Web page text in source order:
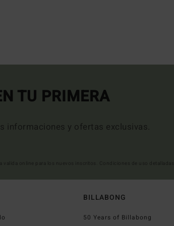
TU PRIMERA
informaciones y ofertas exclusivas.
BILLABONG
50 Years of Billabong